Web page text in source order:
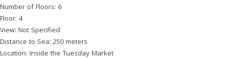
Number of Floors: 6
Floor: 4
View: Not Specified
Distance to Sea: 250 meters
Location: Inside the Tuesday Market